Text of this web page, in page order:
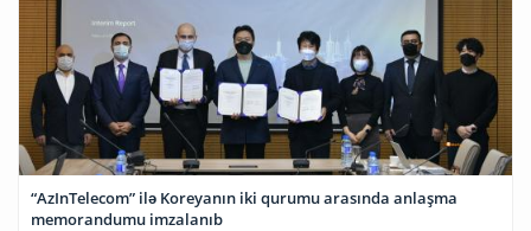
“AzInTelecom” ilə Koreyanın iki qurumu arasında anlaşma
memorandumu imzalanıb